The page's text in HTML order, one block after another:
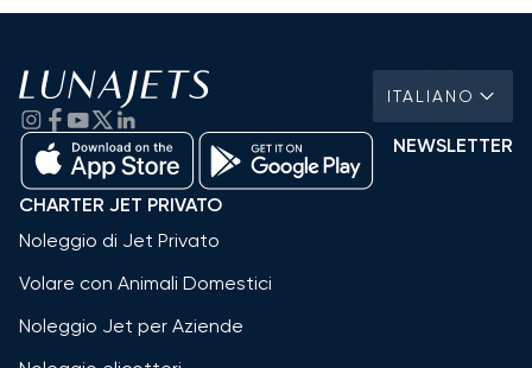
ITALIANO
NEWSLETTER
CHARTER JET PRIVATO
Noleggio di Jet Privato
Volare con Animali Domestici
Noleggio Jet per Aziende